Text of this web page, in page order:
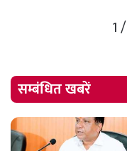
1/
सम्बंधित खबरें